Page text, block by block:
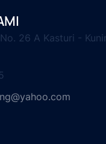
26 A Kasturi -